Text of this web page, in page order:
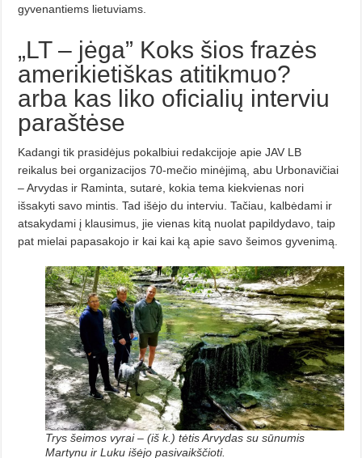
gyvenantiems lietuviams.
„LT – jėga” Koks šios frazės
amerikietiškas atitikmuo?
arba kas liko oficialių interviu
paraštėse
Kadangi tik prasidėjus pokalbiui redakcijoje apie JAV LB
reikalus bei organizacijos 70-mečio minėjimą, abu Urbonavičiai
– Arvydas ir Raminta, sutarė, kokia tema kiekvienas nori
išsakyti savo mintis. Tad išėjo du interviu. Tačiau, kalbėdami ir
atsakydami į klausimus, jie vienas kitą nuolat papildydavo, taip
pat mielai papasakojo ir kai kai ką apie savo šeimos gyvenimą.
Trys šeimos vyrai – (iš k.) tėtis Arvydas su sūnumis
Martynu ir Luku išėjo pasivaikščioti.